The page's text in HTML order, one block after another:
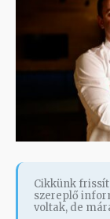
Cikkünk
szereplő
voltak, de